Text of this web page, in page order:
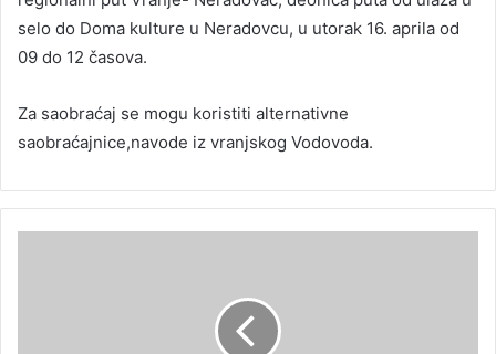
selo do Doma kulture u Neradovcu, u utorak 16. aprila od
09 do 12 časova.
Za saobraćaj se mogu koristiti alternativne
saobraćajnice,navode iz vranjskog Vodovoda.